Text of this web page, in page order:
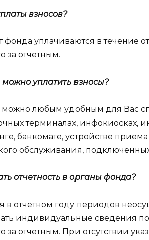
взносов?
уплачиваются в течение
за отчетным.
уплатить взносы?
можно любым удобным для Вас
терминалах, инфокиосках,
банкомате, устройстве
обслуживания,
отчетность в органы фонда?
в отчетном году периодов
индивидуальные сведения
за отчетным. При отсутствии